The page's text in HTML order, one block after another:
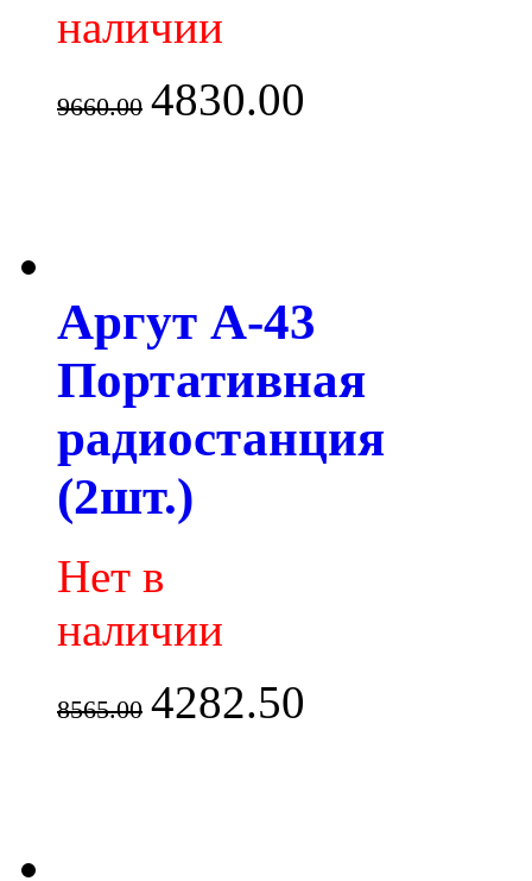
наличии
9660.00 4830.00
Аргут А-43
Портативная
радиостанция
(2шт.)
Нет в
наличии
8565.00 4282.50